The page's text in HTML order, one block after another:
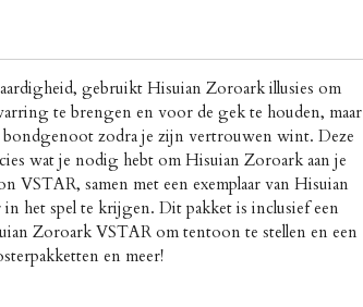
gebruikt Hisuian Zoroark illusies om
te brengen en voor de gek te houden, maar
bondgenoot zodra je zijn vertrouwen wint. Deze
wat je nodig hebt om Hisuian Zoroark aan je
VSTAR, samen met een exemplaar van Hisuian
het spel te krijgen. Dit pakket is inclusief een
Zoroark VSTAR om tentoon te stellen en een
en meer!